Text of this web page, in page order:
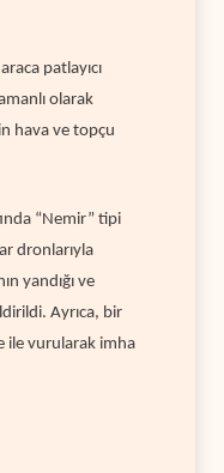
patlayıcı
olarak
hava ve topçu
“Nemir” tipi
dronlarıyla
yandığı ve
Ayrıca, bir
ile vurularak imha